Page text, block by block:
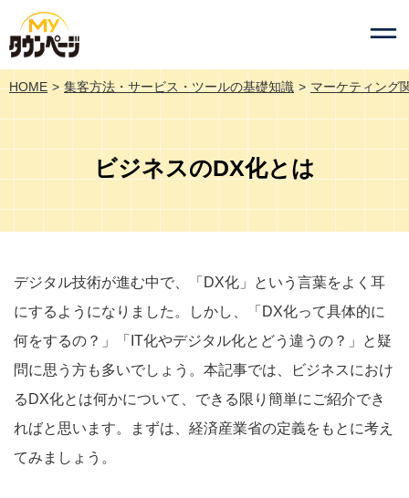
HOME 集客方法・サービス・ツールの基礎知識 マーケティング
ビジネスのDX化とは
デジタル技術が進む中で、「DX化」という言葉をよく耳
にするようになりました。しかし、「DX化って具体的に
何をするの？」「IT化やデジタル化とどう違うの？」と疑
問に思う方も多いでしょう。本記事では、ビジネスにおけ
るDX化とは何かについて、できる限り簡単にご紹介でき
ればと思います。まずは、経済産業省の定義をもとに考え
てみましょう。